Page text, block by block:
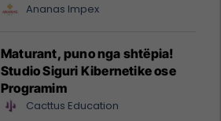
Ananas Impex
Maturant, puno nga shtëpia!
Studio Siguri Kibernetike ose
Programim
Cacttus Education